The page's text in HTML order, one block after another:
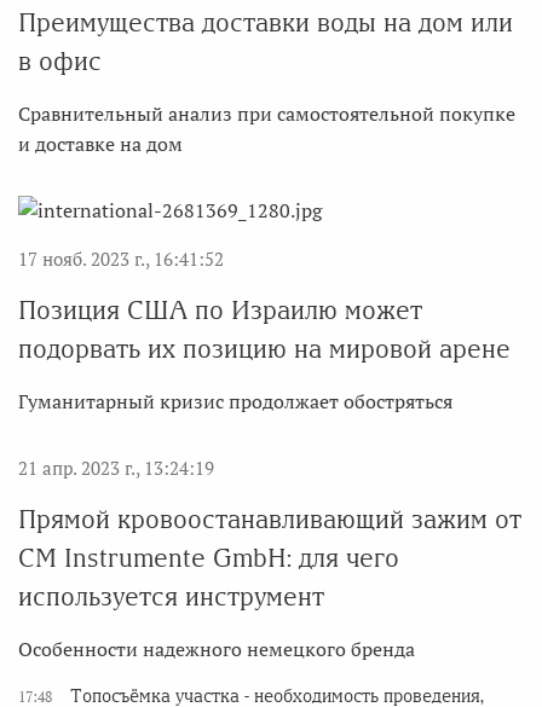
Преимущества доставки воды на дом или
в офис
Сравнительный анализ при самостоятельной покупке
и доставке на дом
17 нояб. 2023 г., 16:41:52
Позиция США по Израилю может
подорвать их позицию на мировой арене
Гуманитарный кризис продолжает обостряться
21 апр. 2023 г., 13:24:19
Прямой кровоостанавливающий зажим от
CM Instrumente GmbH: для чего
используется инструмент
Особенности надежного немецкого бренда
17:48
Топосъёмка участка - необходимость проведения,